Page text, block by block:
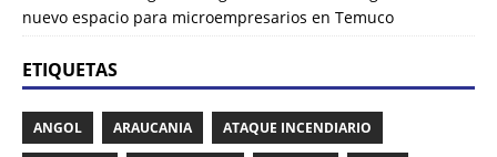
nuevo espacio para microempresarios en Temuco
ETIQUETAS
ANGOL ARAUCANIA ATAQUE INCENDIARIO